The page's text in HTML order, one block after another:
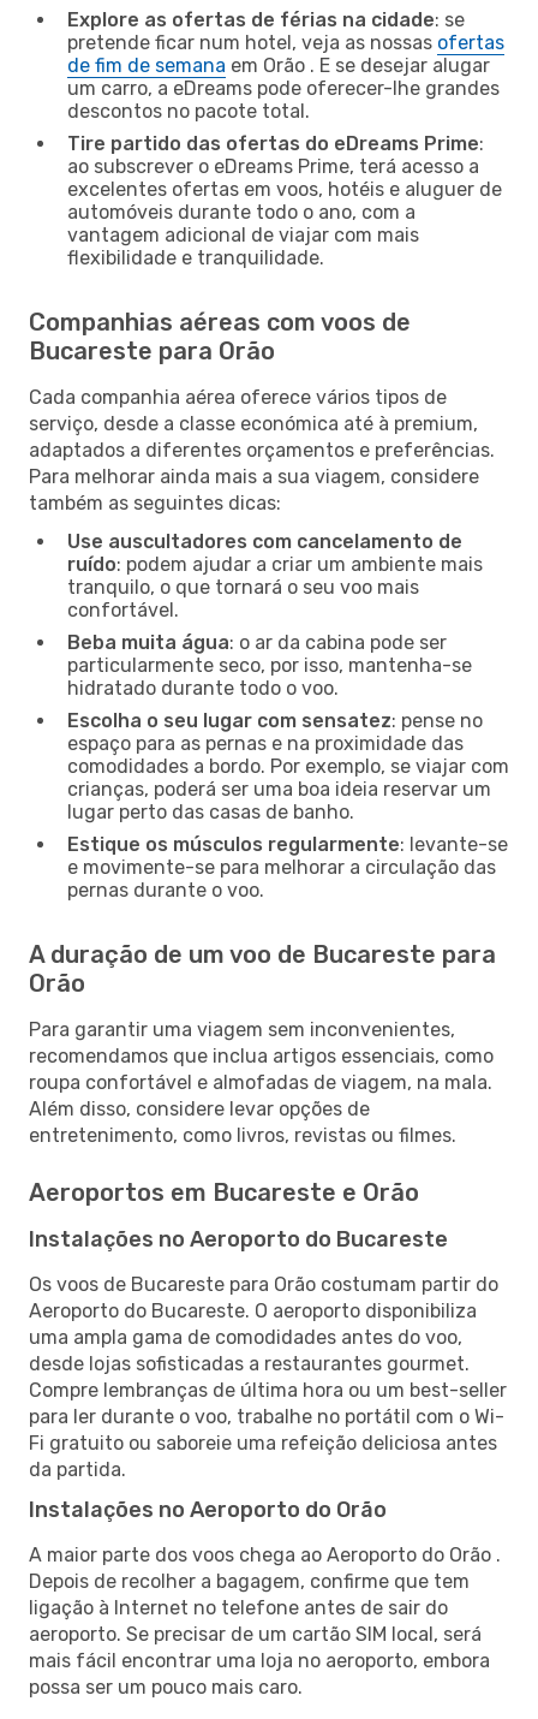
Explore as ofertas de férias na cidade: se
pretende ficar num hotel, veja as nossas ofertas
de fim de semana em Orão . E se desejar alugar
um carro, a eDreams pode oferecer-lhe grandes
descontos no pacote total.
Tire partido das ofertas do eDreams Prime:
ao subscrever o eDreams Prime, terá acesso a
excelentes ofertas em voos, hotéis e aluguer de
automóveis durante todo o ano, com a
vantagem adicional de viajar com mais
flexibilidade e tranquilidade.
Companhias aéreas com voos de
Bucareste para Orão
Cada companhia aérea oferece vários tipos de
serviço, desde a classe económica até à premium,
adaptados a diferentes orçamentos e preferências.
Para melhorar ainda mais a sua viagem, considere
também as seguintes dicas:
Use auscultadores com cancelamento de
ruído: podem ajudar a criar um ambiente mais
tranquilo, o que tornará o seu voo mais
confortável.
Beba muita água: o ar da cabina pode ser
particularmente seco, por isso, mantenha-se
hidratado durante todo o voo.
Escolha o seu lugar com sensatez: pense no
espaço para as pernas e na proximidade das
comodidades a bordo. Por exemplo, se viajar com
crianças, poderá ser uma boa ideia reservar um
lugar perto das casas de banho.
Estique os músculos regularmente: levante-se
e movimente-se para melhorar a circulação das
pernas durante o voo.
A duração de um voo de Bucareste para
Orão
Para garantir uma viagem sem inconvenientes,
recomendamos que inclua artigos essenciais, como
roupa confortável e almofadas de viagem, na mala.
Além disso, considere levar opções de
entretenimento, como livros, revistas ou filmes.
Aeroportos em Bucareste e Orão
Instalações no Aeroporto do Bucareste
Os voos de Bucareste para Orão costumam partir do
Aeroporto do Bucareste. O aeroporto disponibiliza
uma ampla gama de comodidades antes do voo,
desde lojas sofisticadas a restaurantes gourmet.
Compre lembranças de última hora ou um best-seller
para ler durante o voo, trabalhe no portátil com o Wi-
Fi gratuito ou saboreie uma refeição deliciosa antes
da partida.
Instalações no Aeroporto do Orão
A maior parte dos voos chega ao Aeroporto do Orão .
Depois de recolher a bagagem, confirme que tem
ligação à Internet no telefone antes de sair do
aeroporto. Se precisar de um cartão SIM local, será
mais fácil encontrar uma loja no aeroporto, embora
possa ser um pouco mais caro.